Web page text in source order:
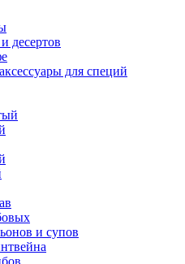
десертов
для специй
и супов